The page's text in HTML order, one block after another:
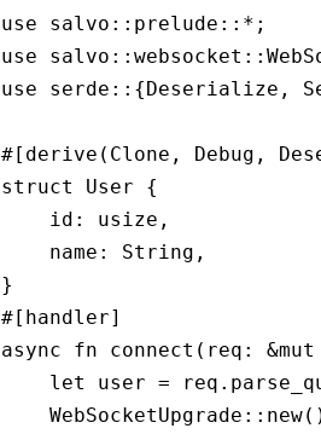
use salvo :: prelude ::* ;
use salvo :: websocket ::
use serde :: {Deserialize ,
#[derive( Clone , Debug ,
struct
User {
    id
: usize ,
    name
: String ,
}
#[handler]
async fn connect (req : &mut
    let
user = req .
    WebSocketUpgrade
:: new